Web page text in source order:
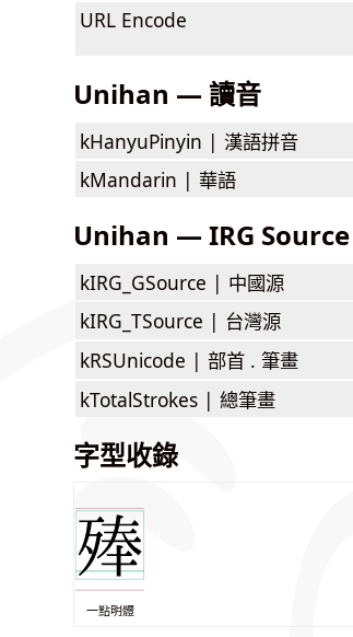
URL Encode
Unihan — 讀音
kHanyuPinyin | 漢語拼音
kMandarin | 華語
Unihan — IRG Source
kIRG_GSource | 中國源
kIRG_TSource | 台灣源
kRSUnicode | 部首 . 筆畫
kTotalStrokes | 總筆畫
字型收錄
一點明體